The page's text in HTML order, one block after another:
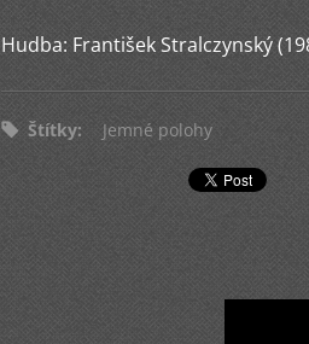
Hudba: František Stralczynský
Štítky: Jemné polohy